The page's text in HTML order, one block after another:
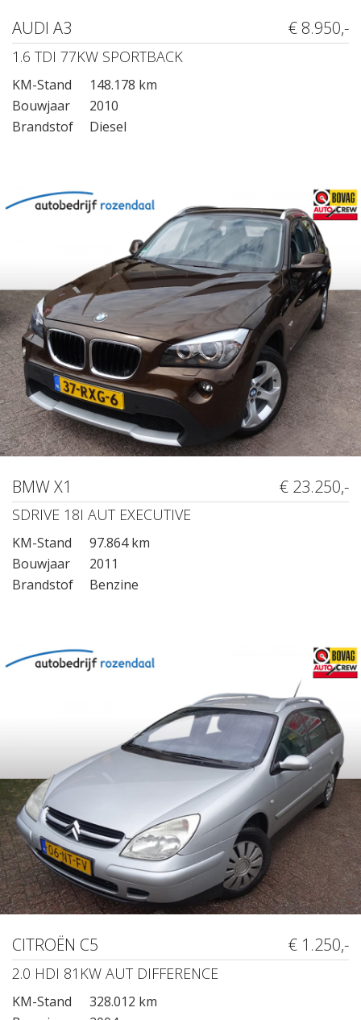
AUDI A3 € 8.950,-
1.6 TDI 77KW SPORTBACK
KM-Stand
148.178 km
Bouwjaar
2010
Brandstof
Diesel
BMW X1 € 23.250,-
SDRIVE 18I AUT EXECUTIVE
KM-Stand
97.864 km
Bouwjaar
2011
Brandstof
Benzine
CITROËN C5 € 1.250,-
2.0 HDI 81KW AUT DIFFERENCE
KM-Stand
328.012 km